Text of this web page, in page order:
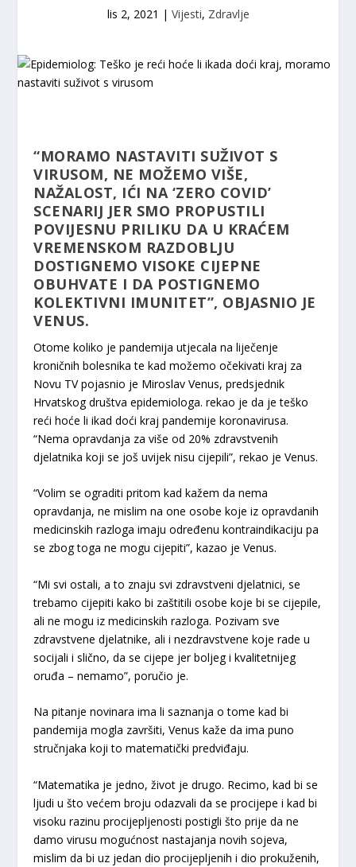
lis 2, 2021 | Vijesti, Zdravlje
“MORAMO NASTAVITI SUŽIVOT S
VIRUSOM, NE MOŽEMO VIŠE,
NAŽALOST, IĆI NA ‘ZERO COVID’
SCENARIJ JER SMO PROPUSTILI
POVIJESNU PRILIKU DA U KRAĆEM
VREMENSKOM RAZDOBLJU
DOSTIGNEMO VISOKE CIJEPNE
OBUHVATE I DA POSTIGNEMO
KOLEKTIVNI IMUNITET”, OBJASNIO JE
VENUS.
Otome koliko je pandemija utjecala na liječenje
kroničnih bolesnika te kad možemo očekivati kraj za
Novu TV pojasnio je Miroslav Venus, predsjednik
Hrvatskog društva epidemiologa. rekao je da je teško
reći hoće li ikad doći kraj pandemije koronavirusa.
“Nema opravdanja za više od 20% zdravstvenih
djelatnika koji se još uvijek nisu cijepili”, rekao je Venus.
“Volim se ograditi pritom kad kažem da nema
opravdanja, ne mislim na one osobe koje iz opravdanih
medicinskih razloga imaju određenu kontraindikaciju pa
se zbog toga ne mogu cijepiti”, kazao je Venus.
“Mi svi ostali, a to znaju svi zdravstveni djelatnici, se
trebamo cijepiti kako bi zaštitili osobe koje bi se cijepile,
ali ne mogu iz medicinskih razloga. Pozivam sve
zdravstvene djelatnike, ali i nezdravstvene koje rade u
socijali i slično, da se cijepe jer boljeg i kvalitetnijeg
oruđa – nemamo”, poručio je.
Na pitanje novinara ima li saznanja o tome kad bi
pandemija mogla završiti, Venus kaže da ima puno
stručnjaka koji to matematički predviđaju.
“Matematika je jedno, život je drugo. Recimo, kad bi se
ljudi u što većem broju odazvali da se procijepe i kad bi
visoku razinu procijepljenosti postigli što prije da ne
damo virusu mogućnost nastajanja novih sojeva,
mislim da bi uz jedan dio procijepljenih i dio prokuženih,